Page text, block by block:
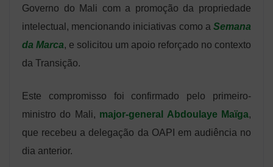
Governo do Mali com a promoção da propriedade
intelectual, mencionando iniciativas como a Semana
da Marca, e solicitou um apoio reforçado no contexto
da Transição.
Este compromisso foi confirmado pelo primeiro-
ministro do Mali, major-general Abdoulaye Maïga,
que recebeu a delegação da OAPI em audiência no
dia anterior.